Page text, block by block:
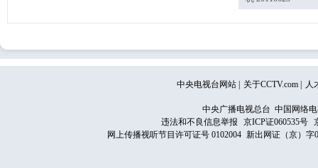
中央电视台网站 关于CCTV.com 人
中央广播电视总台 中国网络
违法和不良信息举报
京ICP证060535号
网上传播视听节目许可证号 0102004 新出网证（京）